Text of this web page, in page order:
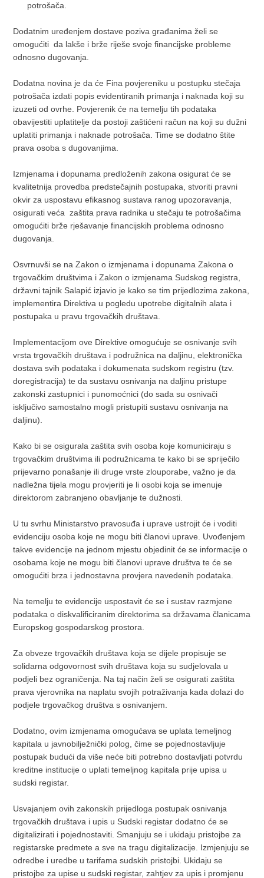
potrošača.
Dodatnim uređenjem dostave poziva građanima želi se
omogućiti da lakše i brže riješe svoje financijske probleme
odnosno dugovanja.
Dodatna novina je da će Fina povjereniku u postupku stečaja
potrošača izdati popis evidentiranih primanja i naknada koji su
izuzeti od ovrhe. Povjerenik će na temelju tih podataka
obavijestiti uplatitelje da postoji zaštićeni račun na koji su dužni
uplatiti primanja i naknade potrošača. Time se dodatno štite
prava osoba s dugovanjima.
Izmjenama i dopunama predloženih zakona osigurat će se
kvalitetnija provedba predstečajnih postupaka, stvoriti pravni
okvir za uspostavu efikasnog sustava ranog upozoravanja,
osigurati veća zaštita prava radnika u stečaju te potrošačima
omogućiti brže rješavanje financijskih problema odnosno
dugovanja.
Osvrnuvši se na Zakon o izmjenama i dopunama Zakona o
trgovačkim društvima i Zakon o izmjenama Sudskog registra,
državni tajnik Salapić izjavio je kako se tim prijedlozima zakona,
implementira Direktiva u pogledu upotrebe digitalnih alata i
postupaka u pravu trgovačkih društava.
Implementacijom ove Direktive omogućuje se osnivanje svih
vrsta trgovačkih društava i podružnica na daljinu, elektronička
dostava svih podataka i dokumenata sudskom registru (tzv.
doregistracija) te da sustavu osnivanja na daljinu pristupe
zakonski zastupnici i punomoćnici (do sada su osnivači
isključivo samostalno mogli pristupiti sustavu osnivanja na
daljinu).
Kako bi se osigurala zaštita svih osoba koje komuniciraju s
trgovačkim društvima ili podružnicama te kako bi se spriječilo
prijevarno ponašanje ili druge vrste zlouporabe, važno je da
nadležna tijela mogu provjeriti je li osobi koja se imenuje
direktorom zabranjeno obavljanje te dužnosti.
U tu svrhu Ministarstvo pravosuđa i uprave ustrojit će i voditi
evidenciju osoba koje ne mogu biti članovi uprave. Uvođenjem
takve evidencije na jednom mjestu objedinit će se informacije o
osobama koje ne mogu biti članovi uprave društva te će se
omogućiti brza i jednostavna provjera navedenih podataka.
Na temelju te evidencije uspostavit će se i sustav razmjene
podataka o diskvalificiranim direktorima sa državama članicama
Europskog gospodarskog prostora.
Za obveze trgovačkih društava koja se dijele propisuje se
solidarna odgovornost svih društava koja su sudjelovala u
podjeli bez ograničenja. Na taj način želi se osigurati zaštita
prava vjerovnika na naplatu svojih potraživanja kada dolazi do
podjele trgovačkog društva s osnivanjem.
Dodatno, ovim izmjenama omogućava se uplata temeljnog
kapitala u javnobilježnički polog, čime se pojednostavljuje
postupak budući da više neće biti potrebno dostavljati potvrdu
kreditne institucije o uplati temeljnog kapitala prije upisa u
sudski registar.
Usvajanjem ovih zakonskih prijedloga postupak osnivanja
trgovačkih društava i upis u Sudski registar dodatno će se
digitalizirati i pojednostaviti. Smanjuju se i ukidaju pristojbe za
registarske predmete a sve na tragu digitalizacije. Izmjenjuju se
odredbe i uredbe u tarifama sudskih pristojbi. Ukidaju se
pristojbe za upise u sudski registar, zahtjev za upis i promjenu